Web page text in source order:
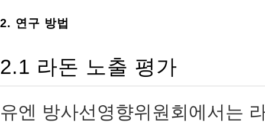
2. 연구 방법
2.1 라돈 노출 평가
유엔 방사선영향위원회에서는